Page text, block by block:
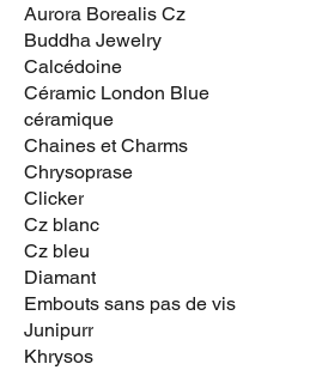
Aurora Borealis Cz
Buddha Jewelry
Calcédoine
Céramic London Blue
céramique
Chaines et Charms
Chrysoprase
Clicker
Cz blanc
Cz bleu
Diamant
Embouts sans pas de vis
Junipurr
Khrysos